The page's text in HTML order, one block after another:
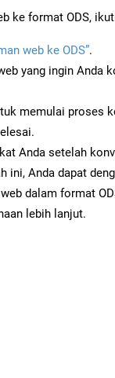
ke format ODS,
web ke ODS”.
yang ingin Anda
memulai proses
Anda setelah
ini, Anda dapat
dalam format
lebih lanjut.